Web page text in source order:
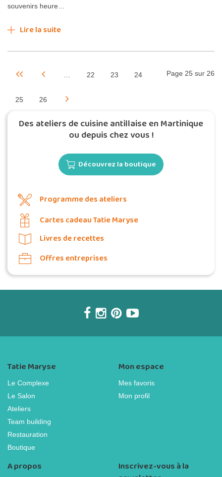
souvenirs heure…
Lire la suite
Page 25 sur 26
22 23 24
25 26
Des ateliers de cuisine antillaise en Martinique
ou depuis chez vous !
Découvrez la boutique
Programme des ateliers
Cartes cadeau Tatie Maryse
Livres de recettes
Offres entreprises
Tatie Maryse
Le Complexe
Le Salon
Ateliers
Team building
Restauration
Boutique
Mon espace
Mes favoris
Mon profil
A propos
Inscrivez-vous à la